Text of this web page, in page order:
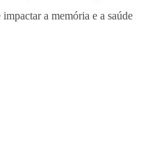
a memória e a saúde